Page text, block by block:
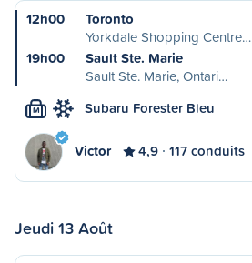
12h00
Toronto
Yorkdale Shopping Centre…
19h00
Sault Ste. Marie
Sault Ste. Marie, Ontari…
M Subaru Forester Bleu
Victor 4,9 117 conduits
Jeudi 13 Août